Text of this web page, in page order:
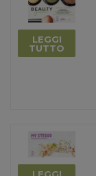
LEGGI
TUTTO